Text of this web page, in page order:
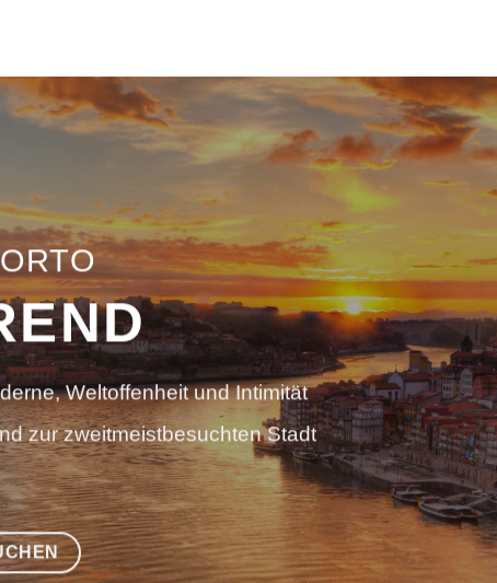
Weltoffenheit und Intimität
zur zweitmeistbesuchten Stadt